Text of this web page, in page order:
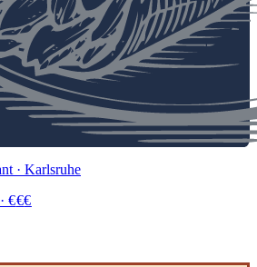
· Karlsruhe
· €€€